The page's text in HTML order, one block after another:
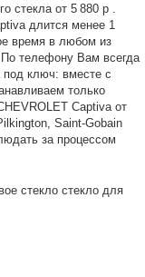
стекла от 5 880 р .
длится менее 1
время в любом из
телефону Вам всегда
под ключ: вместе с
только
Captiva от
Saint-Gobain
за процессом
стекло стекло для